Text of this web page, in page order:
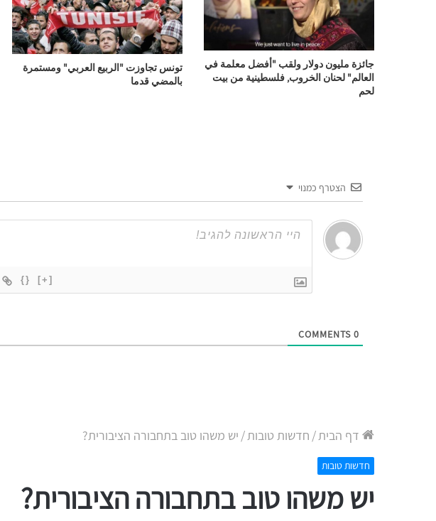
جائزة مليون دولار ولقب "أفضل معلمة في
العالم" لحنان الخروب, فلسطينية من بيت
لحم
تونس تجاوزت "الربيع العربي" ومستمرة
بالمضي قدما
הצטרף כמנוי
{} [+]
0
דף הבית/ חדשות טובות/ יש משהו טוב בתחבורה הציבורית?
חדשות טובות
יש משהו טוב בתחבורה הציבורית?